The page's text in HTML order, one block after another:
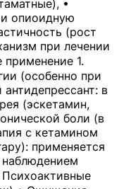
•
опиоидную
(рост
при лечении
1.
(особенно при
в
(эскетамин,
боли (в
с кетамином
применяется